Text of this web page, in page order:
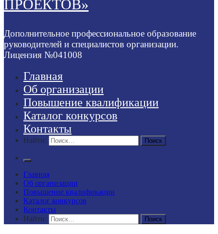
ПРОЕКТОВ»
Дополнительное профессиональное образование
руководителей и специалистов организации.
Лицензия №041008
Главная
Об организации
Повышение квалификации
Каталог конкурсов
Контакты
Найти:
Главная
Об организации
Повышение квалификации
Каталог конкурсов
Контакты
Найти: